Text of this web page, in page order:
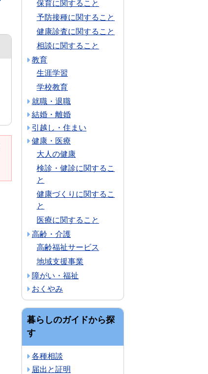
保育に関すること
予防接種に関すること
健康診査に関すること
相談に関すること
教育
生涯学習
学校教育
就職・退職
結婚・離婚
引越し・住まい
健康・医療
大人の健康
検診・健診に関するこ
と
健康づくりに関するこ
と
医療に関すること
高齢・介護
高齢福祉サービス
地域支援事業
障がい・福祉
おくやみ
暮らしのガイドから探
す
各種相談
届出と証明